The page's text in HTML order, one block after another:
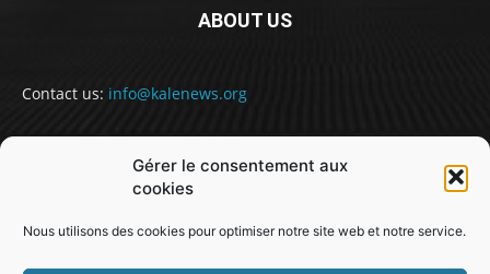
Gérer le consentement aux
cookies
Nous utilisons des cookies pour optimiser notre site web et notre service.
ABOUT US
Contact us: info@kalenews.org
FOLLOW US